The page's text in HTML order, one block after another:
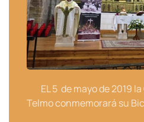
EL 5 de mayo de 2019 la
Telmo conmemorará su